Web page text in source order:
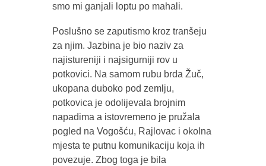
smo mi ganjali loptu po mahali.
Poslušno se zaputismo kroz tranšeju
za njim. Jazbina je bio naziv za
najistureniji i najsigurniji rov u
potkovici. Na samom rubu brda Žuč,
ukopana duboko pod zemlju,
potkovica je odolijevala brojnim
napadima a istovremeno je pružala
pogled na Vogošću, Rajlovac i okolna
mjesta te putnu komunikaciju koja ih
povezuje. Zbog toga je bila